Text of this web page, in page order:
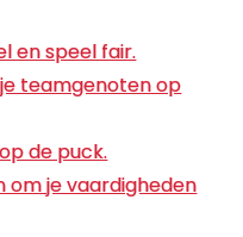
en speel fair.
teamgenoten op
de puck.
om je vaardigheden